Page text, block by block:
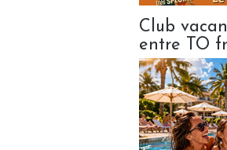
Club
entre TO